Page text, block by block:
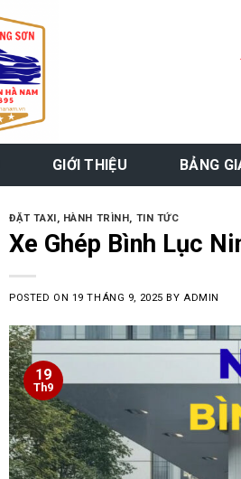
GIỚI THIỆU BẢNG
ĐẶT TAXI, HÀNH TRÌNH, TIN TỨC
Xe Ghép Bình Lục
POSTED ON 19 THÁNG 9, 2025 BY ADMIN
19
Th9